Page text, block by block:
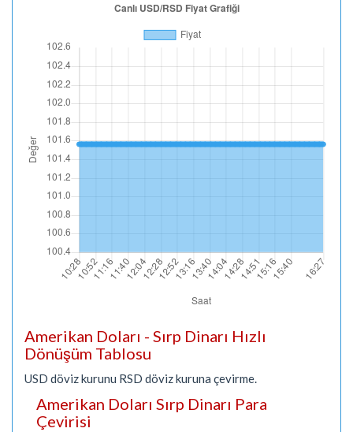
Amerikan Doları - Sırp Dinarı Hızlı
Dönüşüm Tablosu
USD döviz kurunu RSD döviz kuruna çevirme.
Amerikan Doları Sırp Dinarı Para
Çevirisi